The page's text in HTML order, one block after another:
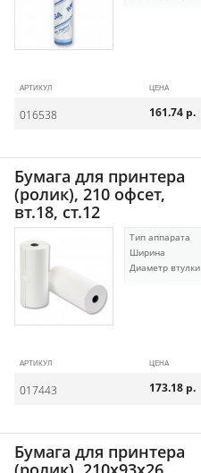
АРТИКУЛ ЦЕНА
016538 161.74 р.
Бумага для принтера
(ролик), 210 офсет,
вт.18, ст.12
Тип аппарата
Ширина
Диаметр втулки
АРТИКУЛ ЦЕНА
017443 173.18 р.
Бумага для принтера